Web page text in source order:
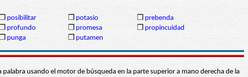
❒ posibilitar ❒ potasio ❒ prebenda
❒ profundo ❒ promesa ❒ propincuidad
❒ punga ❒ putamen
usando el motor de búsqueda en la parte superior a mano derecha de la